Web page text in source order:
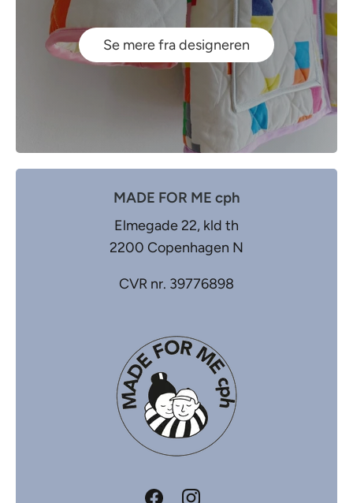
Se mere fra designeren
MADE FOR ME cph
Elmegade 22, kld th
2200 Copenhagen N
CVR nr. 39776898